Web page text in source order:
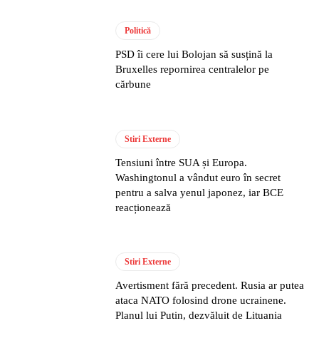
Politică
PSD îi cere lui Bolojan să susțină la
Bruxelles repornirea centralelor pe
cărbune
Stiri Externe
Tensiuni între SUA și Europa.
Washingtonul a vândut euro în secret
pentru a salva yenul japonez, iar BCE
reacționează
Stiri Externe
Avertisment fără precedent. Rusia ar putea
ataca NATO folosind drone ucrainene.
Planul lui Putin, dezvăluit de Lituania